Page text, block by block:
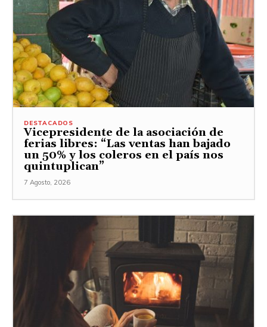
DESTACADOS
Vicepresidente de la asociación de
ferias libres: “Las ventas han bajado
un 50% y los coleros en el país nos
quintuplican”
7 Agosto, 2026